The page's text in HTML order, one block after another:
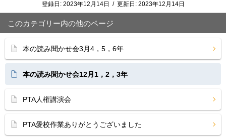
登録日: 2023年12月14日 / 更新日: 2023年12月14日
このカテゴリー内の他のページ
本の読み聞かせ会3月4，5，6年
本の読み聞かせ会12月1，2，3年
PTA人権講演会
PTA愛校作業ありがとうございました